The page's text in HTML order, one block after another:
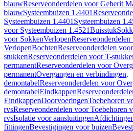
blauwReserveonderdelen voor Geberit
blauwSysteembuizen 1.4401
Systeembuizen 1.4401 Systeembuizen
voor Systeembuizen 1.4521Buisstuk
voor SokkenVerlopenReserveonderdelen
VerlopenBochtenReserveonderdelen
stukkenReserveonderdelen voor T-
permanentReserveonderdelen voor
permanentOvergangen en verbindingen,
demontabelReserveonderdelen voor
demontabelEindkappen
EindkappenDoorvoeringenToebehoren
rvsReserveonderdelen voor Toebehoren
rvsIsolatie voor aansluitingen
fittingenBevestigingen voor buizen